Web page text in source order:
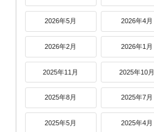
2026年5月 2026年4月
2026年2月 2026年1月
2025年11月 2025年10月
2025年8月 2025年7月
2025年5月 2025年4月